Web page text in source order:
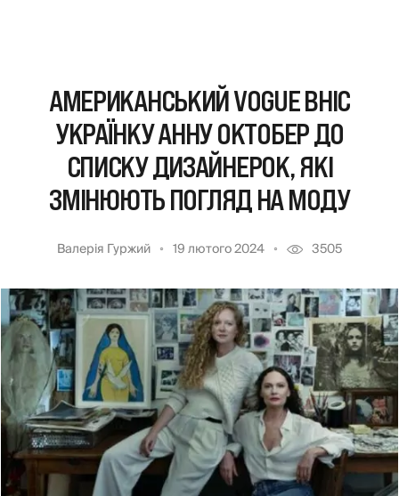
АМЕРИКАНСЬКИЙ VOGUE ВНІС
УКРАЇНКУ АННУ ОКТОБЕР ДО
СПИСКУ ДИЗАЙНЕРОК, ЯКІ
ЗМІНЮЮТЬ ПОГЛЯД НА МОДУ
Валерія Гуржий 19 лютого 2024 3505